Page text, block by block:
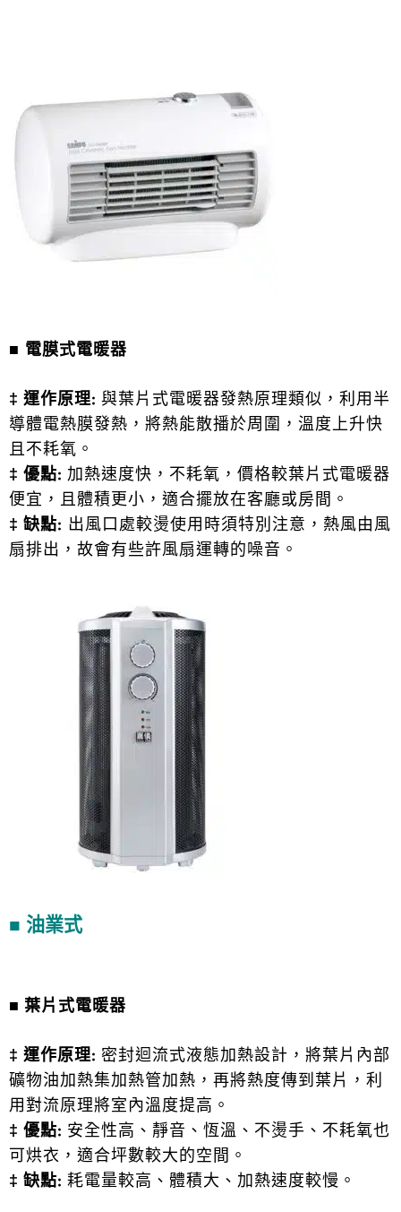
■ 電膜式電暖器
‡ 運作原理: 與葉片式電暖器發熱原理類似，利用半
導體電熱膜發熱，將熱能散播於周圍，溫度上升快
且不耗氧。
‡ 優點: 加熱速度快，不耗氧，價格較葉片式電暖器
便宜，且體積更小，適合擺放在客廳或房間。
‡ 缺點: 出風口處較燙使用時須特別注意，熱風由風
扇排出，故會有些許風扇運轉的噪音。
■ 油業式
■ 葉片式電暖器
‡ 運作原理: 密封迴流式液態加熱設計，將葉片內部
礦物油加熱集加熱管加熱，再將熱度傳到葉片，利
用對流原理將室內溫度提高。
‡ 優點: 安全性高、靜音、恆溫、不燙手、不耗氧也
可烘衣，適合坪數較大的空間。
‡ 缺點: 耗電量較高、體積大、加熱速度較慢。